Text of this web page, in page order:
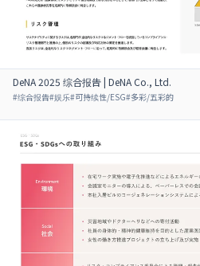
DeNA 2025 综合报告 | DeNA Co., Ltd.
#综合报告#娱乐#可持续性/ESG#多彩/五彩的